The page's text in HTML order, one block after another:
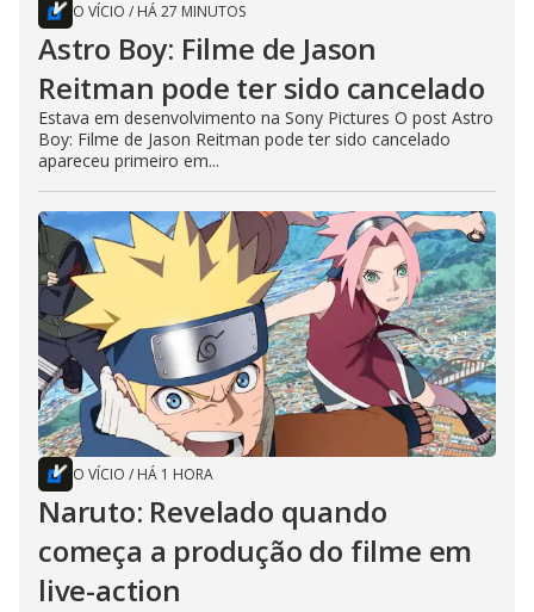
O VÍCIO / HÁ 27 MINUTOS
Astro Boy: Filme de Jason
Reitman pode ter sido cancelado
Estava em desenvolvimento na Sony Pictures O post Astro
Boy: Filme de Jason Reitman pode ter sido cancelado
apareceu primeiro em...
O VÍCIO / HÁ 1 HORA
Naruto: Revelado quando
começa a produção do filme em
live-action